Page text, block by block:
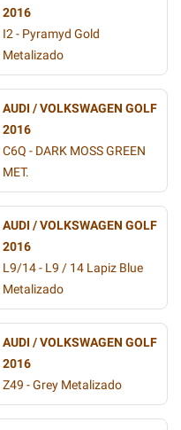
2016
I2 - Pyramyd Gold
Metalizado
AUDI / VOLKSWAGEN GOLF
2016
C6Q - DARK MOSS GREEN
MET.
AUDI / VOLKSWAGEN GOLF
2016
L9/14 - L9 / 14 Lapiz Blue
Metalizado
AUDI / VOLKSWAGEN GOLF
2016
Z49 - Grey Metalizado